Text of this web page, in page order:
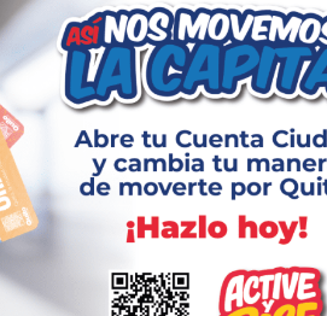
la Tarjeta Ciudad o vincular la
aplicaciones Metro de Quito o